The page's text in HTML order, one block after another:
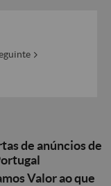
de anúncios de
Valor ao que